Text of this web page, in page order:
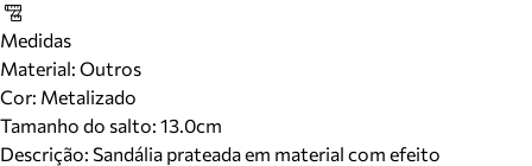
Medidas
Material: Outros
Cor: Metalizado
Tamanho do salto: 13.0cm
Descrição: Sandália prateada em material com efeito